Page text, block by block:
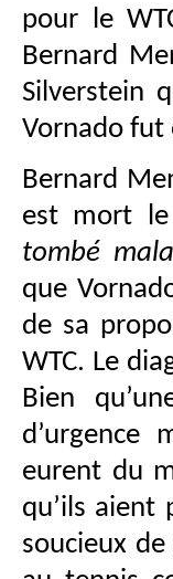
pour le
Bernard
Silverstein
Vornado fut
Bernard
est mort
tombé
que
de sa
WTC. Le
Bien
d’urgence
eurent du
qu’ils aient
soucieux